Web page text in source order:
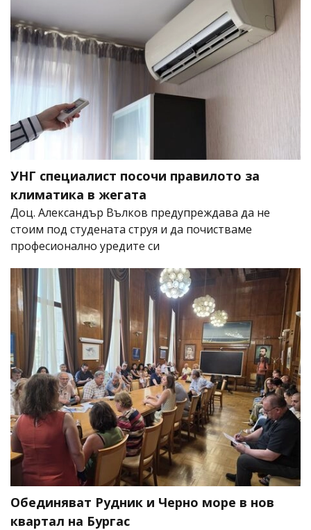
УНГ специалист посочи правилото за
климатика в жегата
Доц. Александър Вълков предупреждава да не
стоим под студената струя и да почистваме
професионално уредите си
Обединяват Рудник и Черно море в нов
квартал на Бургас